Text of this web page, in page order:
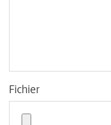
Fichier